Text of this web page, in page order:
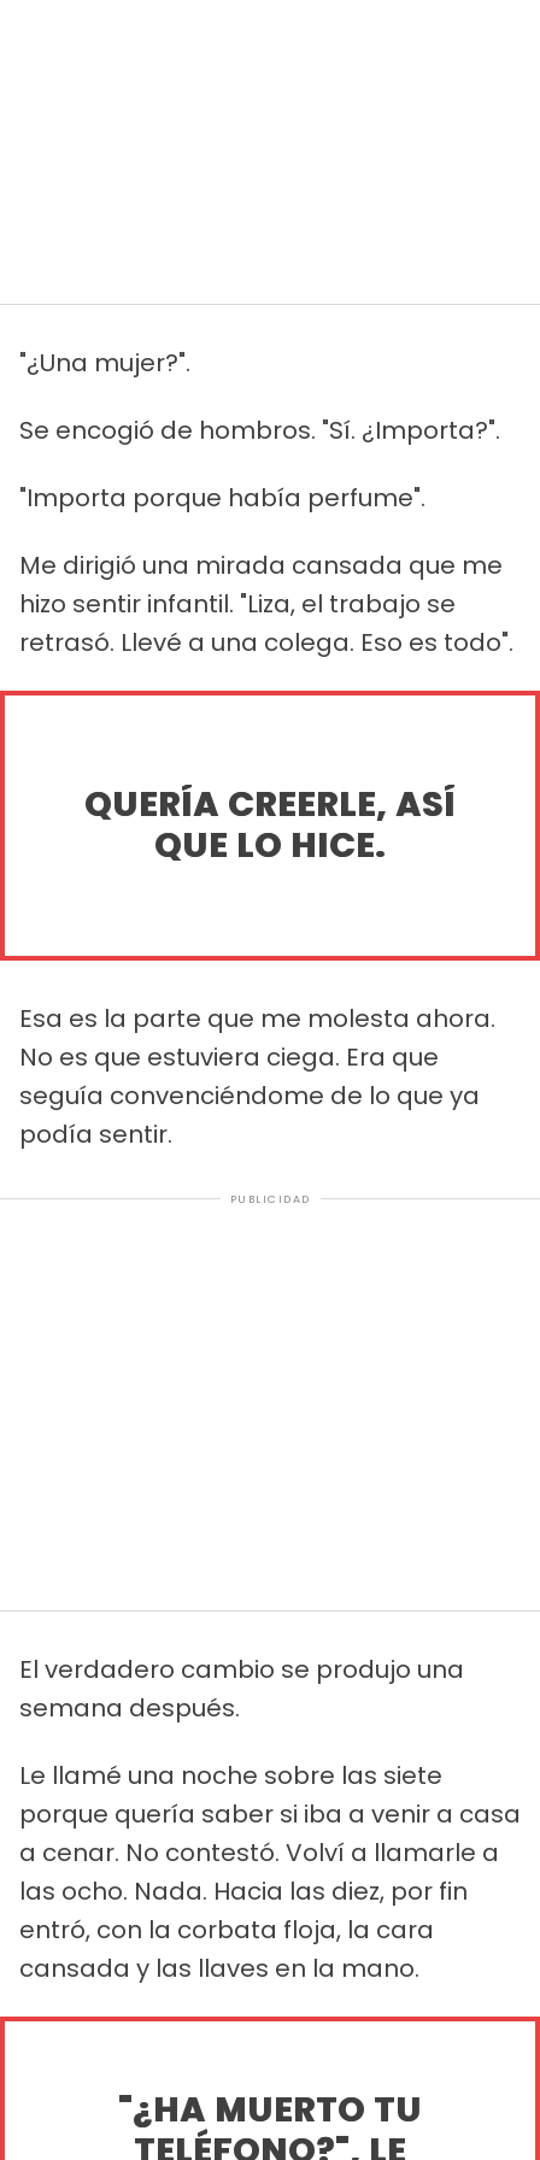
"¿Una mujer?".
Se encogió de hombros. "Sí. ¿Importa?".
"Importa porque había perfume".
Me dirigió una mirada cansada que me
hizo sentir infantil. "Liza, el trabajo se
retrasó. Llevé a una colega. Eso es todo".
QUERÍA CREERLE, ASÍ
QUE LO HICE.
Esa es la parte que me molesta ahora.
No es que estuviera ciega. Era que
seguía convenciéndome de lo que ya
podía sentir.
PUBLICIDAD
El verdadero cambio se produjo una
semana después.
Le llamé una noche sobre las siete
porque quería saber si iba a venir a casa
a cenar. No contestó. Volví a llamarle a
las ocho. Nada. Hacia las diez, por fin
entró, con la corbata floja, la cara
cansada y las llaves en la mano.
"¿HA MUERTO TU